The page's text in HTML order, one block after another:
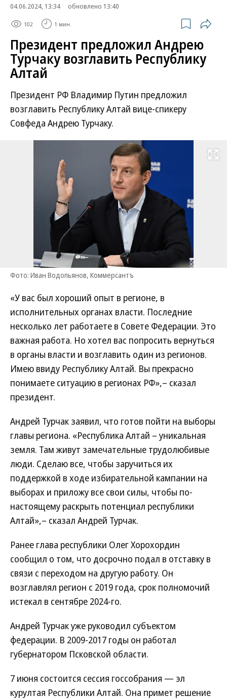
04.06.2024, 13:34
обновлено 13:40
102 1 мин.
Президент предложил Андрею
Турчаку возглавить Республику
Алтай
Президент РФ Владимир Путин предложил
возглавить Республику Алтай вице-спикеру
Совфеда Андрею Турчаку.
Развернуть
Фото: Иван Водопьянов, Коммерсантъ
«У вас был хороший опыт в регионе, в
исполнительных органах власти. Последние
несколько лет работаете в Совете Федерации. Это
важная работа. Но хотел вас попросить вернуться
в органы власти и возглавить один из регионов.
Имею ввиду Республику Алтай. Вы прекрасно
понимаете ситуацию в регионах РФ»,– сказал
президент.
Андрей Турчак заявил, что готов пойти на выборы
главы региона. «Республика Алтай – уникальная
земля. Там живут замечательные трудолюбивые
люди. Сделаю все, чтобы заручиться их
поддержкой в ходе избирательной кампании на
выборах и приложу все свои силы, чтобы по-
настоящему раскрыть потенциал республики
Алтай»,– сказал Андрей Турчак.
Ранее глава республики Олег Хорохордин
сообщил о том, что досрочно подал в отставку в
связи с переходом на другую работу. Он
возглавлял регион с 2019 года, срок полномочий
истекал в сентябре 2024-го.
Андрей Турчак уже руководил субъектом
федерации. В 2009-2017 годы он работал
губернатором Псковской области.
7 июня состоится сессия госсобрания — эл
курултая Республики Алтай. Она примет решение